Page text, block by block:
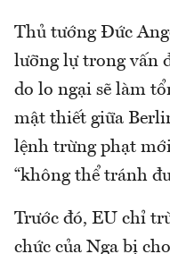
Thủ tướng Đức
lưỡng lự trong vấn
do lo ngại sẽ làm
mật thiết giữa
lệnh trừng phạt
“không thể tránh
Trước đó, EU chỉ
chức của Nga bị